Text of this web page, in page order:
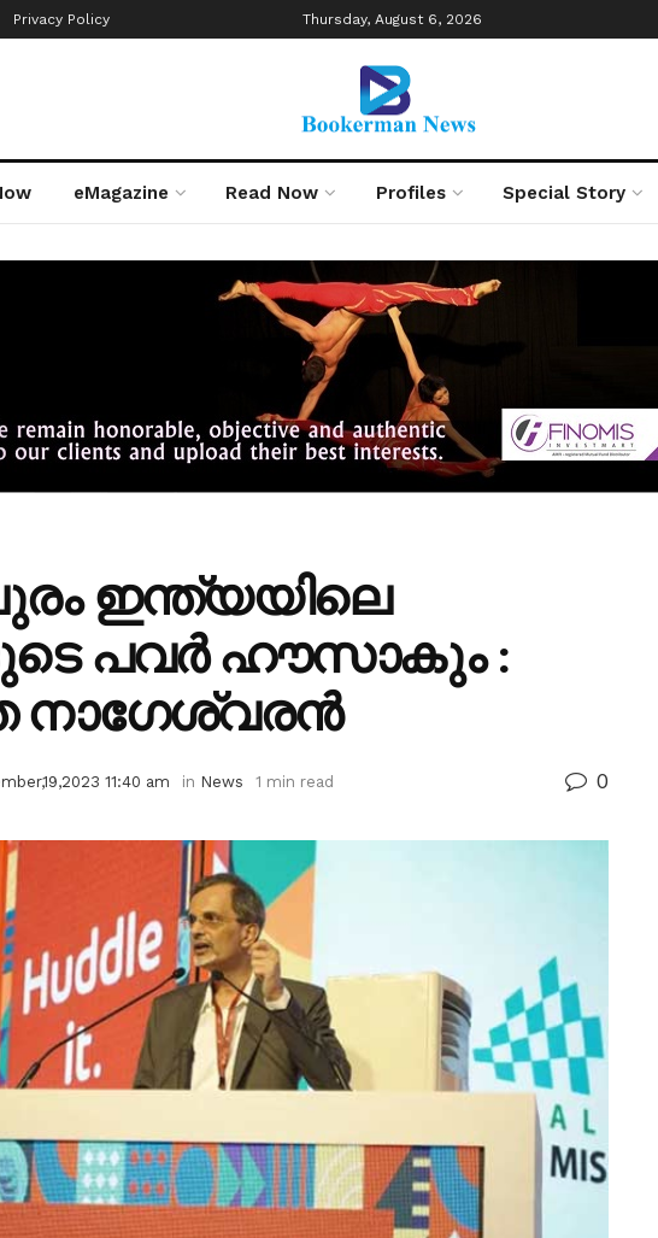
Privacy Policy Thursday, August 6, 2026
eMagazine Read Now Profiles Special Story
ഇന്ത്യയിലെ
പവർ ഹൗസാകും :
11:40 am in News 1 min read 0